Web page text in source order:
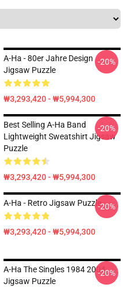
A-Ha - 80er Jahre Design
Jigsaw Puzzle
₩3,293,420 - ₩5,994,300
-20%
Best Selling A-Ha Band
Lightweight Sweatshirt Jigsaw
Puzzle
₩3,293,420 - ₩5,994,300
-20%
A-Ha - Retro Jigsaw Puzzle
₩3,293,420 - ₩5,994,300
-20%
A-Ha The Singles 1984 2004
Jigsaw Puzzle
-20%